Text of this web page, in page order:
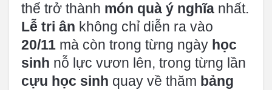
thể trở thành món quà ý nghĩa nhất.
Lễ tri ân không chỉ diễn ra vào
20/11 mà còn trong từng ngày học
sinh nỗ lực vươn lên, trong từng lần
cựu học sinh quay về thăm bảng